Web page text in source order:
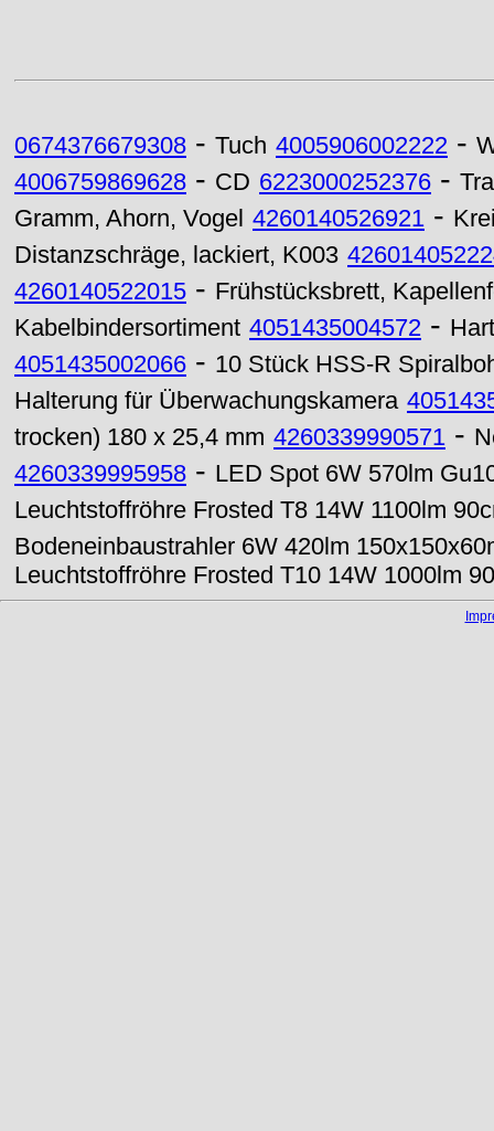
0674376679308 - Tuch 4005906002222 -
4006759869628 - CD 6223000252376 -
Gramm, Ahorn, Vogel 4260140526921 -
Distanzschräge, lackiert, K003
4260140522015 - Frühstücksbrett,
Kabelbindersortiment 4051435004572 -
4051435002066 - 10 Stück HSS-R
Halterung für Überwachungskamera
trocken) 180 x 25,4 mm 4260339990571 -
4260339995958 - LED Spot 6W 570lm
Leuchtstoffröhre Frosted T8 14W 1100lm
Bodeneinbaustrahler 6W 420lm
Leuchtstoffröhre Frosted T10 14W 1000lm